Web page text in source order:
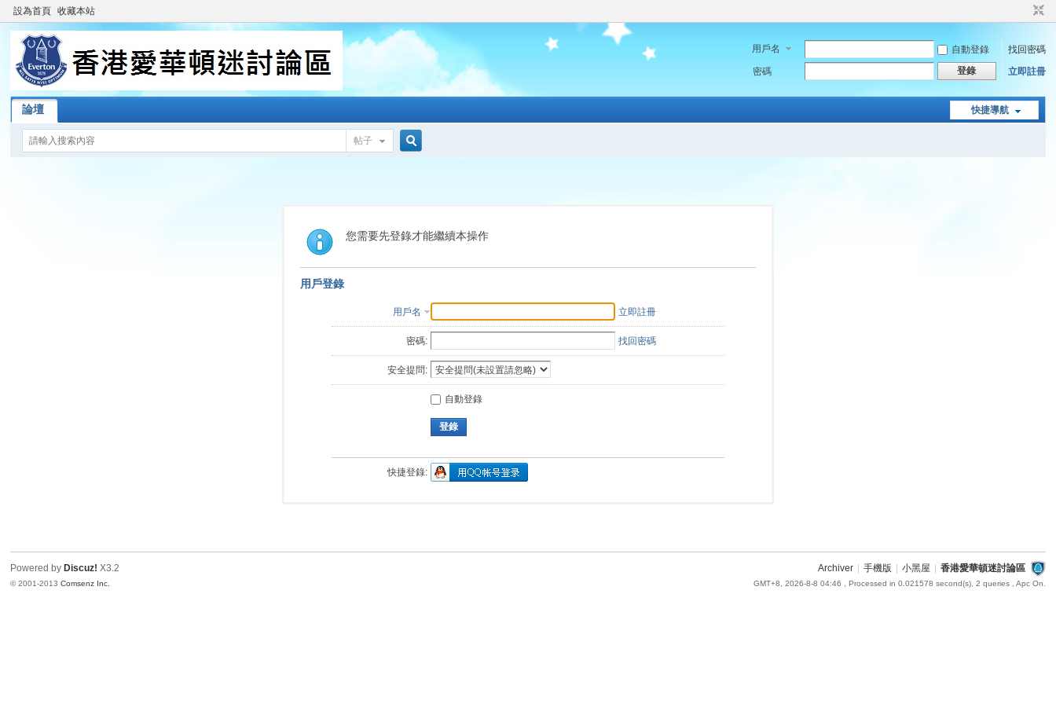
設為首頁 收藏本站
用戶名 自動登錄
找回密碼
密碼
登錄 立即註冊
快捷導航
論壇
帖子
索
您需要先登錄才能繼續本操作
用戶登錄
用戶名 立即註冊
密碼: 找回密碼
安全提問:
自動登錄
登錄
快捷登錄:
Archiver 手機版 小黑屋 香港愛華頓迷討論區
GMT+8, 2026-8-8 04:46 , Processed in 0.021578 second(s), 2 queries , Apc On.
Powered by Discuz! X3.2
© 2001-2013Comsenz Inc.